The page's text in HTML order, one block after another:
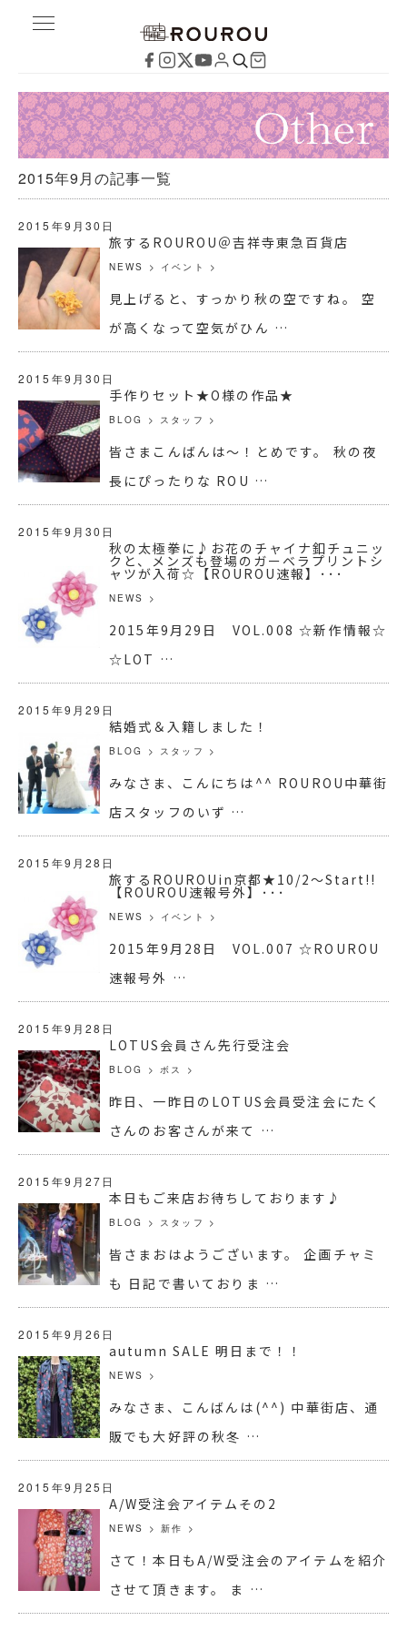
2015年9月の記事一覧
2015年9月30日
旅するROUROU＠吉祥寺東急百貨店
NEWS > イベント >
見上げると、すっかり秋の空ですね。 空
が高くなって空気がひん …
2015年9月30日
手作りセット★O様の作品★
BLOG > スタッフ >
皆さまこんばんは～！とめです。 秋の夜
長にぴったりな ROU …
2015年9月30日
秋の太極拳に♪お花のチャイナ釦チュニッ
クと、メンズも登場のガーベラプリントシ
ャツが入荷☆【ROUROU速報】･･･
NEWS >
2015年9月29日 VOL.008 ☆新作情報☆
☆LOT …
2015年9月29日
結婚式＆入籍しました！
BLOG > スタッフ >
みなさま、こんにちは^^ ROUROU中華街
店スタッフのいず …
2015年9月28日
旅するROUROUin京都★10/2～Start!!
【ROUROU速報号外】･･･
NEWS > イベント >
2015年9月28日 VOL.007 ☆ROUROU
速報号外 …
2015年9月28日
LOTUS会員さん先行受注会
BLOG > ボス >
昨日、一昨日のLOTUS会員受注会にたく
さんのお客さんが来て …
2015年9月27日
本日もご来店お待ちしております♪
BLOG > スタッフ >
皆さまおはようございます。 企画チャミ
も 日記で書いておりま …
2015年9月26日
autumn SALE 明日まで！！
NEWS >
みなさま、こんばんは(^^) 中華街店、通
販でも大好評の秋冬 …
2015年9月25日
A/W受注会アイテムその2
NEWS >新作 >
さて！本日もA/W受注会のアイテムを紹介
させて頂きます。 ま …